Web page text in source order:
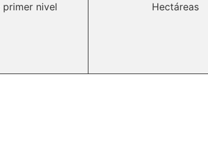
primer nivel Hectáreas